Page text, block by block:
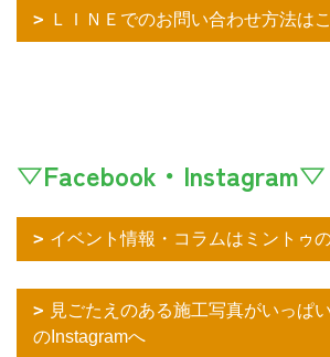
ＬＩＮＥでのお問い合わせ方法は
▽Facebook・Instagram▽
イベント情報・コラムはミントゥ
見ごたえのある施工写真がいっ
のInstagramへ